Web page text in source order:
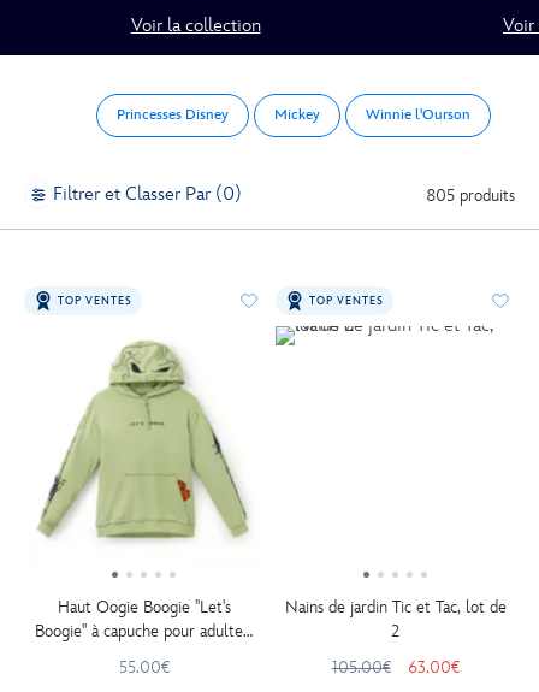
Voir la collection Voir
Princesses Disney Mickey Winnie l'Ourson
Filtrer et Classer Par (0) 805 produits
TOP VENTES
Haut Oogie Boogie ''Let's
Boogie'' à capuche pour adultes,
de Tim Burton
55.00€
TOP VENTES
Nains de jardin Tic et Tac, lot de
2
105.00€
63.00€